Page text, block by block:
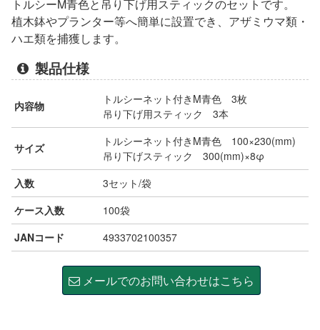
トルシーM青色と吊り下げ用スティックのセットです。
植木鉢やプランター等へ簡単に設置でき、アザミウマ類・
ハエ類を捕獲します。
製品仕様
内容物
トルシーネット付きM青色 3枚
吊り下げ用スティック 3本
サイズ
トルシーネット付きM青色 100×230(mm)
吊り下げスティック 300(mm)×8φ
入数
3セット/袋
ケース入数
100袋
JANコード
4933702100357
メールでのお問い合わせはこちら